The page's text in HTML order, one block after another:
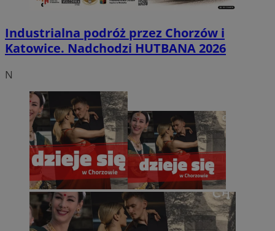
Industrialna podróż przez Chorzów i
Katowice. Nadchodzi HUTBANA 2026
N